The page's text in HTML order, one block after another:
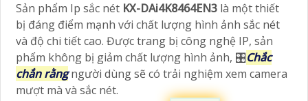
Sản phẩm Ip sắc nét KX-DAi4K8464EN3 là một thiết
bị đáng điểm mạnh với chất lượng hình ảnh sắc nét
và độ chi tiết cao. Được trang bị công nghệ IP, sản
phẩm không bị giảm chất lượng hình ảnh, 🎛Chắc
chắn rằngngười dùng sẽ có trải nghiệm xem camera
mượt mà và sắc nét.